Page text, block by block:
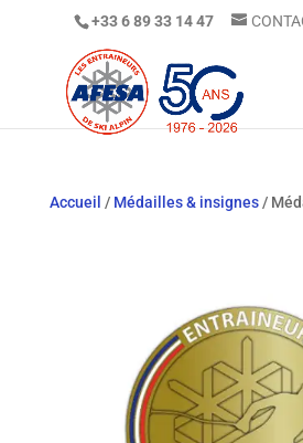
+33 6 89 33 14 47
Accueil / Médailles & insignes/